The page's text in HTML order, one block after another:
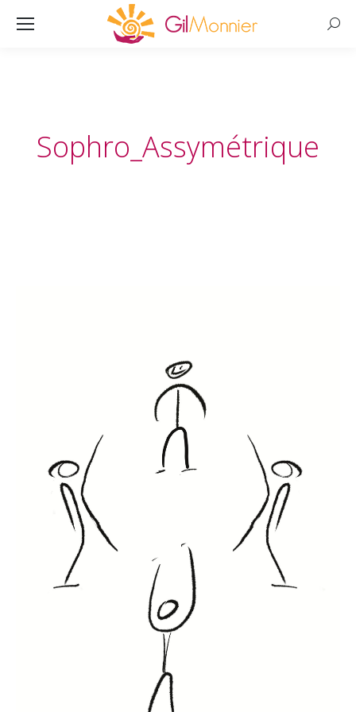
Sophro_Assymétrique